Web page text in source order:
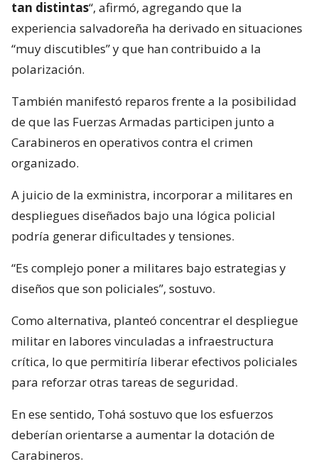
tan distintas“, afirmó, agregando que la
experiencia salvadoreña ha derivado en situaciones
“muy discutibles” y que han contribuido a la
polarización.
También manifestó reparos frente a la posibilidad
de que las Fuerzas Armadas participen junto a
Carabineros en operativos contra el crimen
organizado.
A juicio de la exministra, incorporar a militares en
despliegues diseñados bajo una lógica policial
podría generar dificultades y tensiones.
“Es complejo poner a militares bajo estrategias y
diseños que son policiales”, sostuvo.
Como alternativa, planteó concentrar el despliegue
militar en labores vinculadas a infraestructura
crítica, lo que permitiría liberar efectivos policiales
para reforzar otras tareas de seguridad.
En ese sentido, Tohá sostuvo que los esfuerzos
deberían orientarse a aumentar la dotación de
Carabineros.